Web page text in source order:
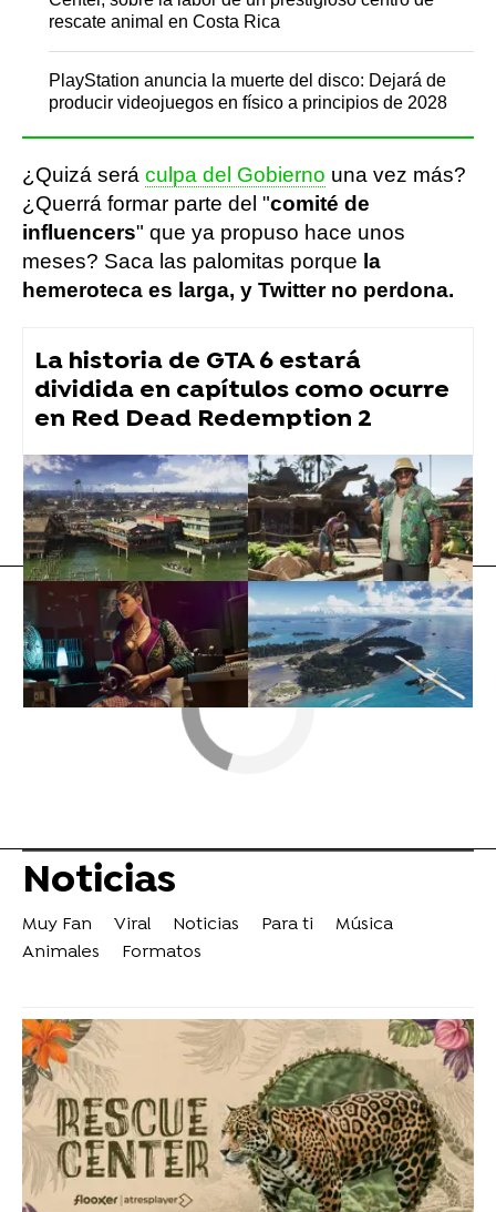
rescate animal en Costa Rica
PlayStation anuncia la muerte del disco: Dejará de
producir videojuegos en físico a principios de 2028
¿Quizá será culpa del Gobierno una vez más?
¿Querrá formar parte del "comité de
influencers" que ya propuso hace unos
meses? Saca las palomitas porque la
hemeroteca es larga, y Twitter no perdona.
La historia de GTA 6 estará
dividida en capítulos como ocurre
en Red Dead Redemption 2
Influencers tiktok
Noticias
Muy Fan Viral Noticias Para ti
Música
Animales
Formatos